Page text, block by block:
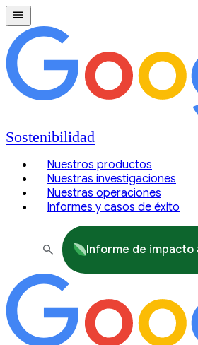
Sostenibilidad
Nuestros productos
Nuestras investigaciones
Nuestras operaciones
Informes y casos de éxito
Informe de impacto